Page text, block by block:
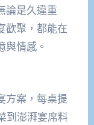
論是久違重
歡聚，都能在
與情感。
方案，每桌提
到澎湃宴席料